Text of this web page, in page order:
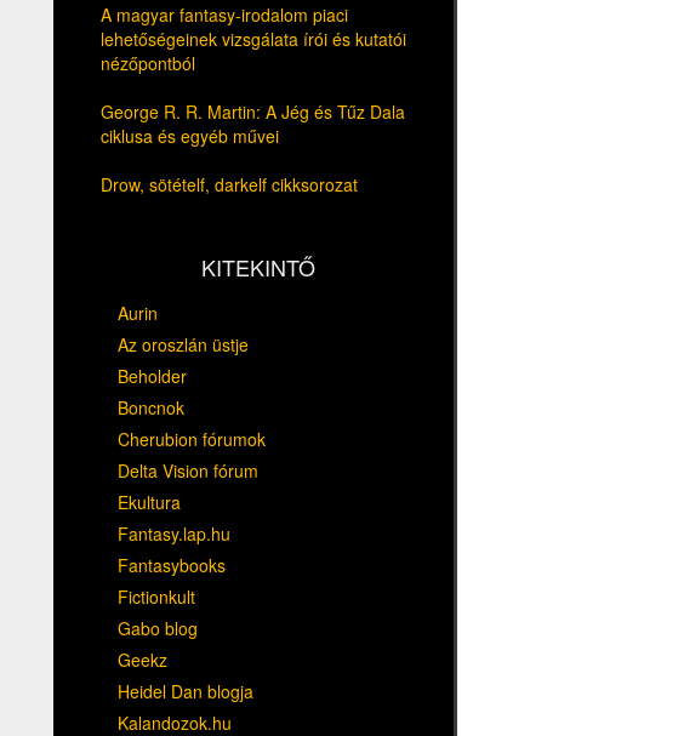
A magyar fantasy-irodalom piaci
lehetőségeinek vizsgálata írói és kutatói
nézőpontból
George R. R. Martin: A Jég és Tűz Dala
ciklusa és egyéb művei
Drow, sötételf, darkelf cikksorozat
KITEKINTŐ
Aurin
Az oroszlán üstje
Beholder
Boncnok
Cherubion fórumok
Delta Vision fórum
Ekultura
Fantasy.lap.hu
Fantasybooks
Fictionkult
Gabo blog
Geekz
Heidel Dan blogja
Kalandozok.hu